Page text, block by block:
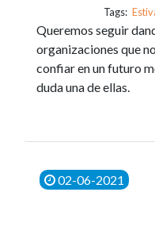
Tags:
Queremos seguir
organizaciones que
confiar en un futuro
duda una de ellas.
02-06-2021